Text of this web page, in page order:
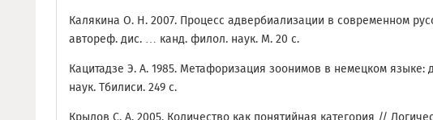
Калякина О. Н. 2007. Процесс адвербиализации в современном
автореф. дис. … канд. филол. наук. М. 20 с.
Кацитадзе Э. А. 1985. Метафоризация зоонимов в немецком
наук. Тбилиси. 249 с.
Крылов С. А. 2005. Количество как понятийная категория //